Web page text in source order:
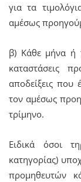
για τα
αμέσως
β) Κάθε μήνα ή
καταστάσεις
αποδείξεις που
τον αμέσως
τρίμηνο.
Ειδικά όσοι
κατηγορίας)
προμηθευτών